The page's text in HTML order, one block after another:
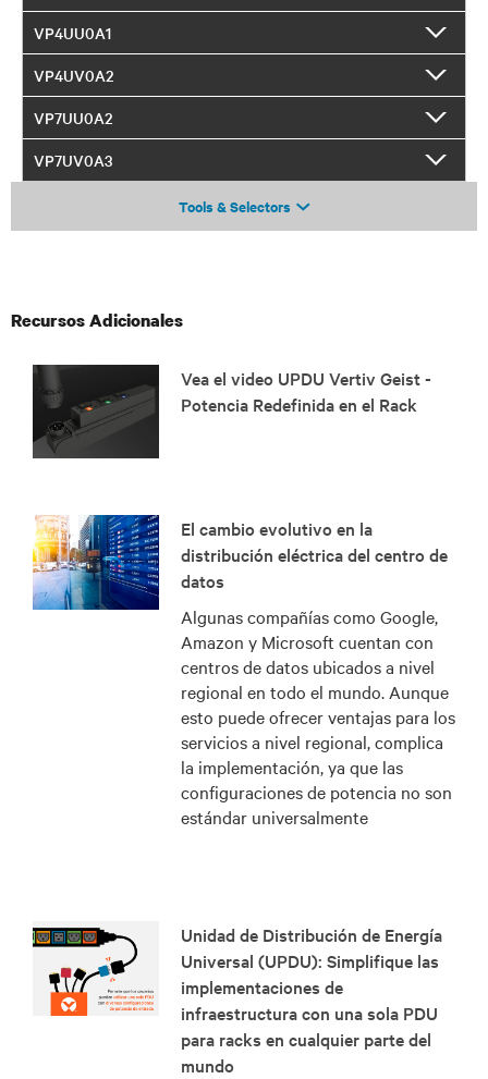
VP4UU0A1
VP4UV0A2
VP7UU0A2
VP7UV0A3
Tools & Selectors
Recursos Adicionales
Vea el video UPDU Vertiv Geist -
Potencia Redefinida en el Rack
El cambio evolutivo en la
distribución eléctrica del centro de
datos
Algunas compañías como Google,
Amazon y Microsoft cuentan con
centros de datos ubicados a nivel
regional en todo el mundo. Aunque
esto puede ofrecer ventajas para los
servicios a nivel regional, complica
la implementación, ya que las
configuraciones de potencia no son
estándar universalmente
Unidad de Distribución de Energía
Universal (UPDU): Simplifique las
implementaciones de
infraestructura con una sola PDU
para racks en cualquier parte del
mundo